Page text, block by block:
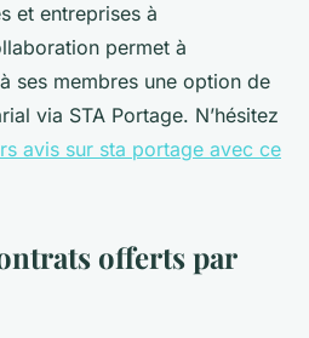
et entreprises à
permet à
ses membres une option de
via STA Portage. N’hésitez
avis sur sta portage avec ce
offerts par